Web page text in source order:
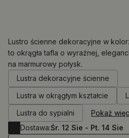
0.00zł
Lustro ścienne dekoracyjne w
to okrągła tafla o wyraźnej,
na marmurowy połysk.
Lustra dekoracyjne ścienne
Lustra w okrągłym kształcie
Lustra do sypialni
Pokaż
Dostawa:Śr. 12 Sie - Pt. 14 Sie